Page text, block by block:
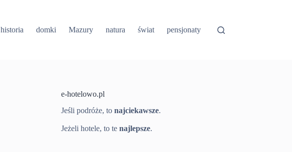
historia domki Mazury natura świat pensjonaty
e-hotelowo.pl
Jeśli podróże, tonajciekawsze.
Jeżeli hotele, to tenajlepsze.